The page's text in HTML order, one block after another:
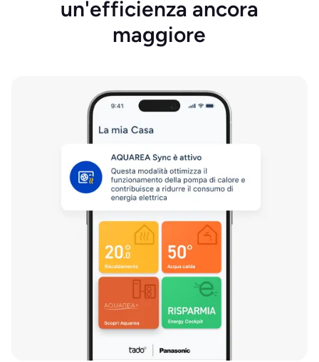
un'efficienza ancora
maggiore